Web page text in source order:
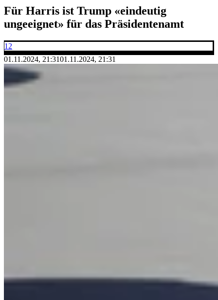
Für Harris ist Trump «eindeutig
ungeeignet» für das Präsidentenamt
12
01.11.2024, 21:3101.11.2024, 21:31